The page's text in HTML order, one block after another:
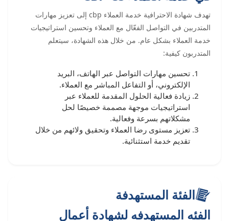
تهدف شهادة الاحترافية خدمة العملاء cbp إلى تعزيز مهارات
المتدربين في التواصل الفعّال مع العملاء وتحسين استراتيجيات
خدمة العملاء بشكل عام. من خلال هذه الشهادة، سيتعلم
المتدربون كيفية:
تحسين مهارات التواصل عبر الهاتف، البريد
الإلكتروني، أو التفاعل المباشر مع العملاء.
زيادة فعالية الحلول المقدمة للعملاء عبر
استراتيجيات موجهة مصممة خصيصًا لحل
مشكلاتهم بسرعة وفعالية.
تعزيز مستوى رضا العملاء وتحقيق ولائهم من خلال
تقديم خدمة استثنائية.
الفئة المستهدفة
الفئه المستهدفه لشهادة أعمال